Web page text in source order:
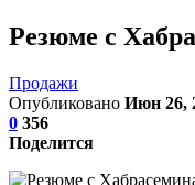
Резюме с
Продажи
Опубликовано Июн 26,
0 356
Поделится